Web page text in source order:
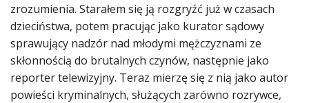
zrozumienia. Starałem się ją rozgryźć już w czasach
dzieciństwa, potem pracując jako kurator sądowy
sprawujący nadzór nad młodymi mężczyznami ze
skłonnością do brutalnych czynów, następnie jako
reporter telewizyjny. Teraz mierzę się z nią jako autor
powieści kryminalnych, służących zarówno rozrywce,